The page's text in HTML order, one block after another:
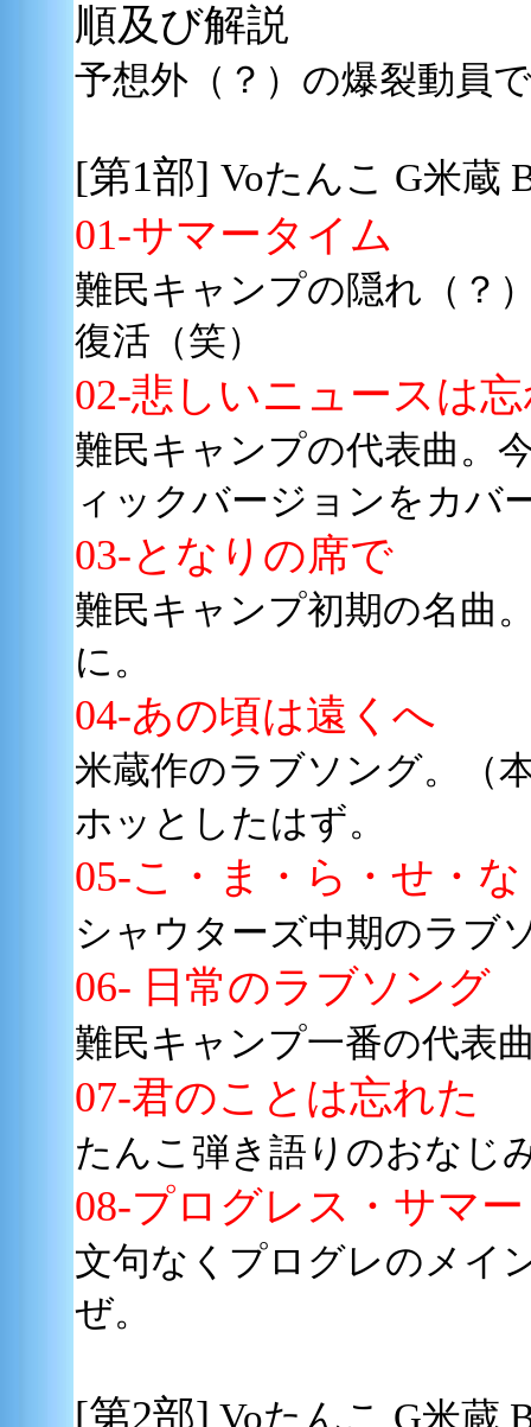
順及び解説
予想外（？）の爆裂動員
[第1部] Voたんこ G米蔵
01-サマータイム
難民キャンプの隠れ（？
復活（笑）
02-悲しいニュースは
難民キャンプの代表曲。
ィックバージョンをカバ
03-となりの席で
難民キャンプ初期の名曲
に。
04-あの頃は遠くへ
米蔵作のラブソング。（
ホッとしたはず。
05-こ・ま・ら・せ・
シャウターズ中期のラブ
06- 日常のラブソング
難民キャンプ一番の代表
07-君のことは忘れた
たんこ弾き語りのおなじ
08-プログレス・サマー
文句なくプログレのメイ
ぜ。
[第2部] Voたんこ G米蔵